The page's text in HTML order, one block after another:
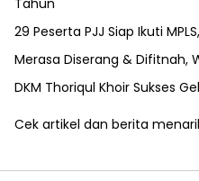
29 Peserta PJJ Siap Ikuti
Merasa Diserang & Difitnah,
DKM Thoriqul Khoir Sukses
Cek artikel dan berita